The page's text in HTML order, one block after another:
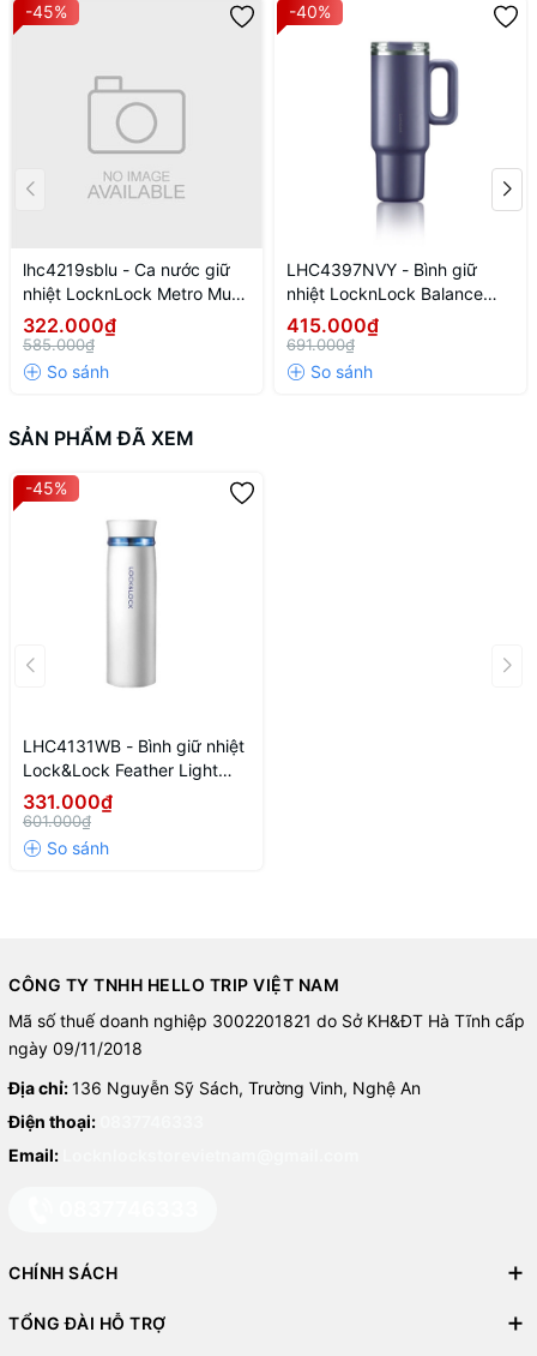
-45%
lhc4219sblu - Ca nước giữ
nhiệt LocknLock Metro Mug
475ml - Màu xanh
322.000₫
585.000₫
-40%
LHC4397NVY - Bình giữ
nhiệt LocknLock Balance
grip tumbler 900ml - Màu
navy
415.000₫
691.000₫
SẢN PHẨM ĐÃ XEM
-45%
LHC4131WB - Bình giữ nhiệt
Lock&Lock Feather Light
Ring 450ml - Màu Trắng /
Xanh
331.000₫
601.000₫
CÔNG TY TNHH HELLO TRIP VIỆT NAM
Mã số thuế doanh nghiệp 3002201821 do Sở KH&ĐT Hà Tĩnh cấp
ngày 09/11/2018
Địa chỉ:136 Nguyễn Sỹ Sách, Trường Vinh, Nghệ An
Điện thoại:
Email:
CHÍNH SÁCH
TỔNG ĐÀI HỖ TRỢ